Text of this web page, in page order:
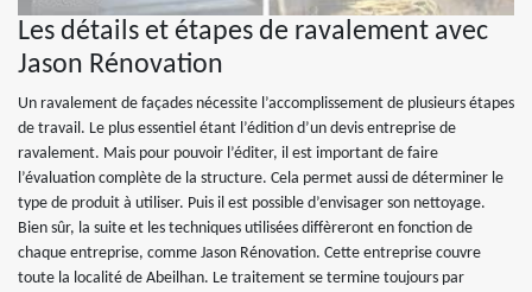
Les détails et étapes de ravalement avec
Jason Rénovation
Un ravalement de façades nécessite l’accomplissement de plusieurs étapes
de travail. Le plus essentiel étant l’édition d’un devis entreprise de
ravalement. Mais pour pouvoir l’éditer, il est important de faire
l’évaluation complète de la structure. Cela permet aussi de déterminer le
type de produit à utiliser. Puis il est possible d’envisager son nettoyage.
Bien sûr, la suite et les techniques utilisées diffèreront en fonction de
chaque entreprise, comme Jason Rénovation. Cette entreprise couvre
toute la localité de Abeilhan. Le traitement se termine toujours par